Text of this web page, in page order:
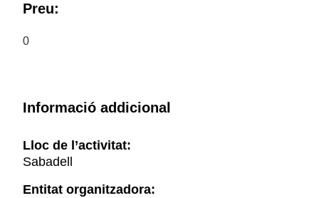
Preu:
0
Informació addicional
Lloc de l’activitat:
Sabadell
Entitat organitzadora: